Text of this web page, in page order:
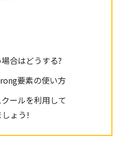
合はどうする?
要素の使い方
ールを利用して
ょう!